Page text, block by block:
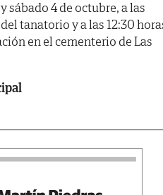
sábado 4 de octubre, a las
tanatorio y a las 12:30
en el cementerio de Las